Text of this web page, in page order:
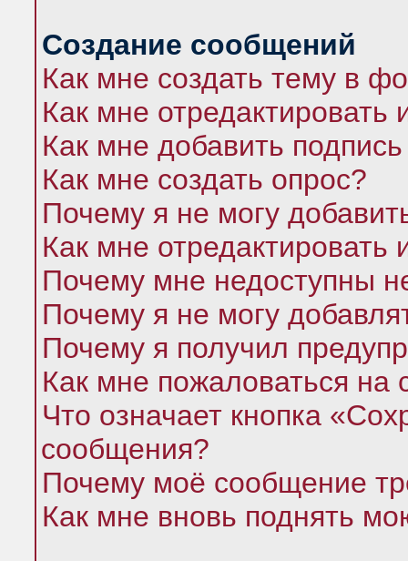
Создание сообщений
Как мне создать тему в
Как мне
Как мне добавить
Как мне создать опрос?
Почему я не могу
Как мне отредактировать
Почему мне недоступны
Почему я не могу
Почему я получил
Как мне пожаловаться
Что означает кнопка
сообщения?
Почему моё сообщение
Как мне вновь поднять